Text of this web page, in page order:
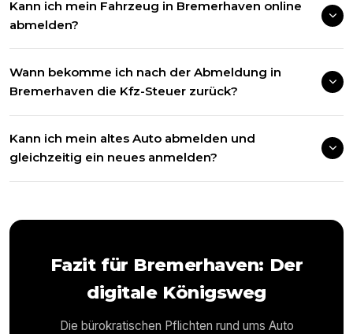
Kann ich mein Fahrzeug in Bremerhaven online
abmelden?
Wann bekomme ich nach der Abmeldung in
Bremerhaven die Kfz-Steuer zurück?
Kann ich mein altes Auto abmelden und
gleichzeitig ein neues anmelden?
Fazit für Bremerhaven: Der
digitale Königsweg
Die bürokratischen Pflichten rund ums Auto